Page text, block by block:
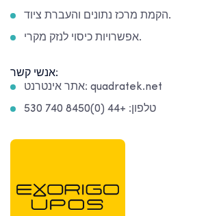
הקמת מרכז נתונים והעברת ציוד.
אפשרויות כיסוי לנזק מקרי.
אנשי קשר:
אתר אינטרנט: quadratek.net
טלפון: +44 (0)8450 740 530